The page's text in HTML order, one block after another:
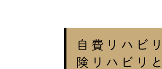
自費リハビ
険リハビリ